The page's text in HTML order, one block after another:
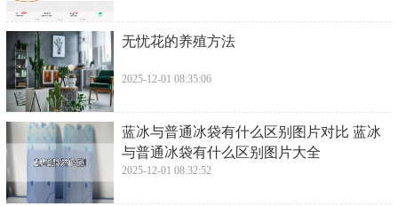
​无忧花的养殖方法
2025-12-01 08:35:06
​蓝冰与普通冰袋有什么区别图片对比 蓝冰
与普通冰袋有什么区别图片大全
2025-12-01 08:32:52